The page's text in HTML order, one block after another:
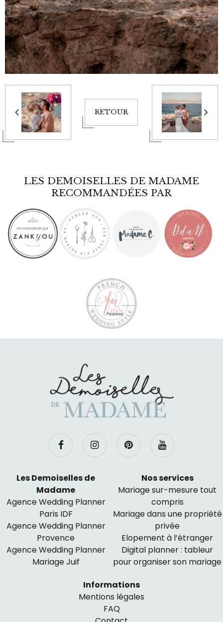
RETOUR
LES DEMOISELLES DE MADAME
RECOMMANDÉES PAR
Les Demoiselles de
Madame
Agence Wedding Planner
Paris IDF
Agence Wedding Planner
Provence
Agence Wedding Planner
Mariage Juif
Nos services
Mariage sur-mesure tout
compris
Mariage dans une propriété
privée
Elopement à l’étranger
Digital planner : tableur
pour organiser son mariage
Informations
Mentions légales
FAQ